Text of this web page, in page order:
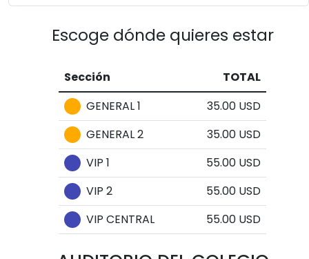
Escoge dónde quieres estar
Sección
TOTAL
GENERAL 1
35.00 USD
GENERAL 2
35.00 USD
VIP 1
55.00 USD
VIP 2
55.00 USD
VIP CENTRAL
55.00 USD